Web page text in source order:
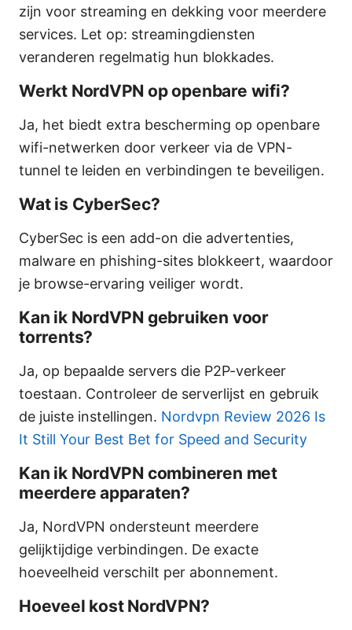
zijn voor streaming en dekking voor meerdere
services. Let op: streamingdiensten
veranderen regelmatig hun blokkades.
Werkt NordVPN op openbare wifi?
Ja, het biedt extra bescherming op openbare
wifi-netwerken door verkeer via de VPN-
tunnel te leiden en verbindingen te beveiligen.
Wat is CyberSec?
CyberSec is een add-on die advertenties,
malware en phishing-sites blokkeert, waardoor
je browse-ervaring veiliger wordt.
Kan ik NordVPN gebruiken voor
torrents?
Ja, op bepaalde servers die P2P-verkeer
toestaan. Controleer de serverlijst en gebruik
de juiste instellingen. Nordvpn Review 2026 Is
It Still Your Best Bet for Speed and Security
Kan ik NordVPN combineren met
meerdere apparaten?
Ja, NordVPN ondersteunt meerdere
gelijktijdige verbindingen. De exacte
hoeveelheid verschilt per abonnement.
Hoeveel kost NordVPN?